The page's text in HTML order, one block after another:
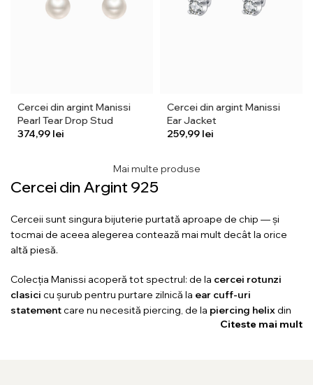
Cercei din argint Manissi
Pearl Tear Drop Stud
lei
Cercei din argint Manissi
Ear Jacket
lei
Mai multe produse
Cercei din Argint 925
Cerceii sunt singura bijuterie purtată aproape de chip — și
tocmai de aceea alegerea contează mai mult decât la orice
altă piesă.
Colecția Manissi acoperă tot spectrul: de la cercei rotunzi
clasici cu șurub pentru purtare zilnică la ear cuff-uri
statementcare nu necesită piercing, de la piercing helixdin
pentru seară. Toate din argint 925
Citeste mai mult